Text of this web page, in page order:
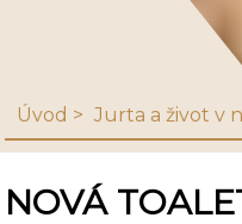
Úvod Jurta a život v
NOVÁ